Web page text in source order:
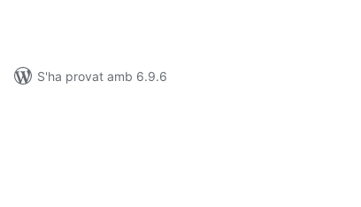
S'ha provat amb 6.9.6